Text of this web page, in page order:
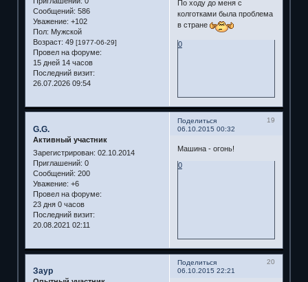
Сообщений: 586
Уважение: +102
Пол: Мужской
Возраст: 49 [1977-06-29]
Провел на форуме:
15 дней 14 часов
Последний визит:
26.07.2026 09:54
По ходу до меня с
колготками была проблема
в стране
0
Поделиться
19
06.10.2015 00:32
G.G.
Активный участник
Зарегистрирован: 02.10.2014
Приглашений: 0
Сообщений: 200
Уважение: +6
Провел на форуме:
23 дня 0 часов
Последний визит:
20.08.2021 02:11
Машина - огонь!
0
Поделиться
20
06.10.2015 22:21
Заур